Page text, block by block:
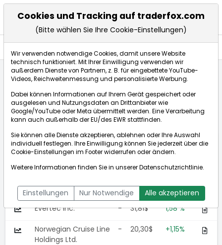
Kuba-Profiteure
Wert N Aktuell
%
- Petrobras (ADRs)
Evertec Inc. - 31,81$ 1,58 %
Norwegian Cruise Line
Holdings Ltd.
- 20,30$ +1,15%
Cookies und Tracking auf traderfox.com
(Bitte wählen Sie Ihre Cookie-Einstellungen)
Wir verwenden notwendige Cookies, damit unsere Website
technisch funktioniert. Mit Ihrer Einwilligung verwenden wir
außerdem Dienste von Partnern, z. B. für eingebettete YouTube-
Videos, Reichweitenmessung und personalisierte Werbung.
Dabei können Informationen auf Ihrem Gerät gespeichert oder
ausgelesen und Nutzungsdaten an Drittanbieter wie
Google/YouTube oder Meta übermittelt werden. Eine Verarbeitung
kann auch außerhalb der EU/des EWR stattfinden.
Sie können alle Dienste akzeptieren, ablehnen oder Ihre Auswahl
individuell festlegen. Ihre Einwilligung können Sie jederzeit über die
Cookie-Einstellungen im Footer widerrufen oder ändern.
Weitere Informationen finden Sie in unsererDatenschutzrichtlinie.
Einstellungen Nur Notwendige Alle akzeptieren